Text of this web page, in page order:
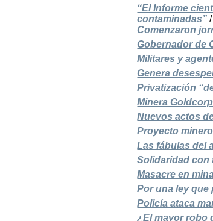
“El Informe
contaminadas” /
Comenzaron
Gobernador de
Militares y
Genera
Privatización
Minera
Nuevos actos
Proyecto
Las fábulas del
Solidaridad con
Masacre en
Por una ley que
Policía ataca
¿El mayor robo